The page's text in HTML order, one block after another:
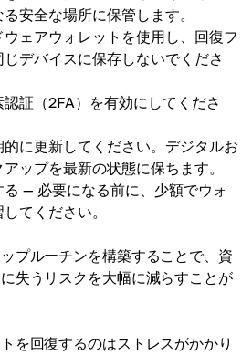
安全な場所に保管します。
ェアウォレットを使用し、回復フ
デバイスに保存しないでくださ
証（2FA）を有効にしてくださ
に更新してください。デジタルお
ップを最新の状態に保ちます。
— 必要になる前に、少額でウォ
てください。
プルーチンを構築することで、資
失うリスクを大幅に減らすことが
を回復するのはストレスがかかり